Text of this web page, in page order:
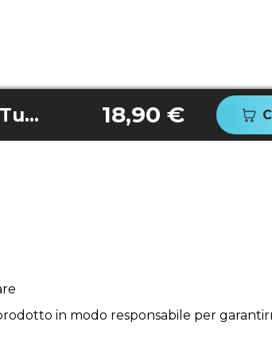
Motore lama sano Turbocecofry 4D/Turbocecofry 4D 18,90 €
in modo responsabile per